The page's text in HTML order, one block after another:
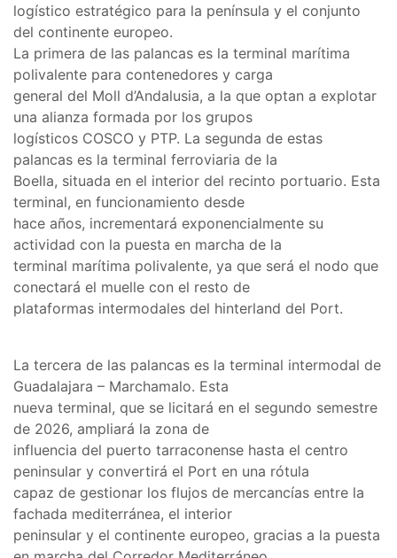
logístico estratégico para la península y el conjunto
del continente europeo.
La primera de las palancas es la terminal marítima
polivalente para contenedores y carga
general del Moll d’Andalusia, a la que optan a explotar
una alianza formada por los grupos
logísticos COSCO y PTP. La segunda de estas
palancas es la terminal ferroviaria de la
Boella, situada en el interior del recinto portuario. Esta
terminal, en funcionamiento desde
hace años, incrementará exponencialmente su
actividad con la puesta en marcha de la
terminal marítima polivalente, ya que será el nodo que
conectará el muelle con el resto de
plataformas intermodales del hinterland del Port.
La tercera de las palancas es la terminal intermodal de
Guadalajara – Marchamalo. Esta
nueva terminal, que se licitará en el segundo semestre
de 2026, ampliará la zona de
influencia del puerto tarraconense hasta el centro
peninsular y convertirá el Port en una rótula
capaz de gestionar los flujos de mercancías entre la
fachada mediterránea, el interior
peninsular y el continente europeo, gracias a la puesta